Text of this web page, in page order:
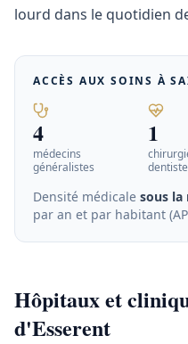
lourd dans le quotidien
ACCÈS AUX SOINS À
4
médecins
généralistes
1
Densité médicale sous la
par an et par habitant
Hôpitaux et
d'Esserent